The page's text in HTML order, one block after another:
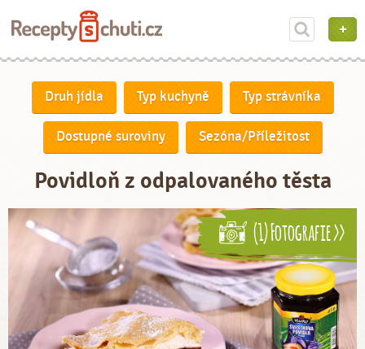
Druh jídla Typ kuchyně Typ strávníka
Dostupné suroviny Sezóna/Příležitost
Povidloň z odpalovaného těsta
(1) Fotografie >>